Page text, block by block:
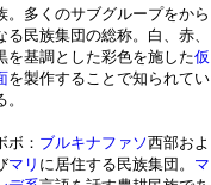
。多くのサブグループをから
る民族集団の総称。白、赤、
を基調とした彩色を施した仮
を製作することで知られてい
。
ボ： ブルキナファソ西部およ
マリ に居住する民族集団。 マ